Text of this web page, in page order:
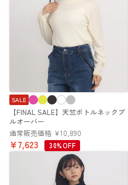
【FINAL SALE】天竺ボトルネックプ
ルオーバー
SALE
通常販売価格 ¥10,890
¥7,623 30%OFF